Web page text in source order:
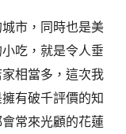
市，同時也是美
吃，就是令人垂
相當多，這次我
擁有破千評價的知
常來光顧的花蓮